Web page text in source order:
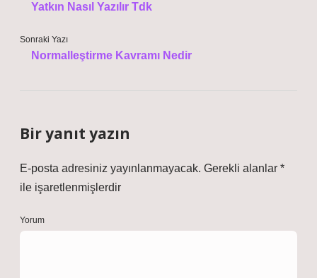
Yatkın Nasıl Yazılır Tdk
Sonraki Yazı
Normalleştirme Kavramı Nedir
Bir yanıt yazın
E-posta adresiniz yayınlanmayacak. Gerekli alanlar *
ile işaretlenmişlerdir
Yorum